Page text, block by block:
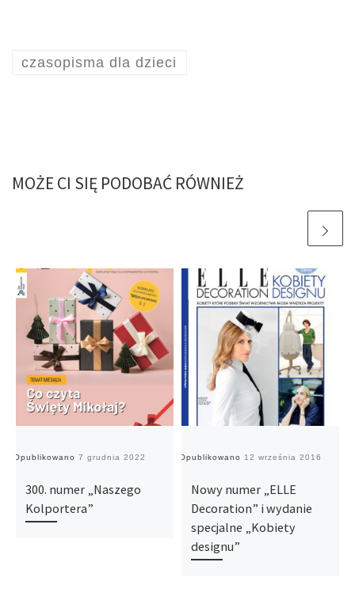
czasopisma dla dzieci
MOŻE CI SIĘ PODOBAĆ RÓWNIEŻ
Opublikowano 7 grudnia 2022
300. numer „Naszego
Kolportera”
Opublikowano 12 września 2016
Nowy numer „ELLE
Decoration” i wydanie
specjalne „Kobiety
designu”